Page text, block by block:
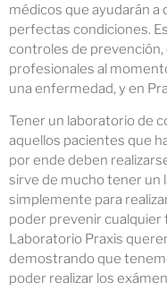
médicos que ayudarán
perfectas condiciones.
controles de prevención,
profesionales al
una enfermedad, y en
Tener un laboratorio de
aquellos pacientes que
por ende deben
sirve de mucho tener un
simplemente para
poder prevenir
Laboratorio Praxis
demostrando que
poder realizar los